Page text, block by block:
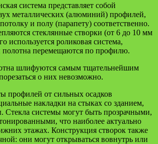
система представляет собой
металлических (алюминий) профилей,
и полу (парапету) соответственно.
стеклянные створки (от 6 до 10 мм
используется роликовая система,
полотна перемещаются по профилю.
шлифуются самым тщательнейшим
о них невозможно.
профилей от сильных осадков
накладки на стыках со зданием,
Стекла системы могут быть прозрачными,
что наиболее актуально
этажах. Конструкция створок также
они могут открываться вовнутрь или